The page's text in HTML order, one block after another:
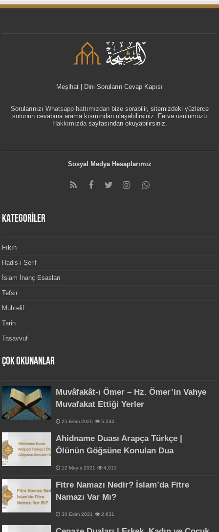
Meşihat | Dini Soruların Cevap Kapısı
Sorularınızı Whatsapp hattımızdanbize sorabilir, sitemizdeki yüzlerce
sorunun cevabına arama kısmından ulaşabilirsiniz. Fetva usulümüzü
Hakkımızdasayfasından okuyabilirsiniz.
Sosyal Medya Hesaplarımız
KATEGORİLER
Fıkıh
Hadis-i Şerif
İslam İnanç Esasları
Tefsir
Muhtelif
Tarih
Tasavvuf
Çok Okunanlar
Muvâfakât-ı Ömer – Hz. Ömer’in Vahye
Muvafakat Ettiği Yerler
25 Ekim 2020 5,234
Ahidname Duası Arapça Türkçe |
Ölünün Göğsüne Konulan Dua
12 Mayıs 2021 4,912
Fitre Namazı Nedir? İslam’da Fitre
Namazı Var Mı?
30 Ekim 2021 2,631